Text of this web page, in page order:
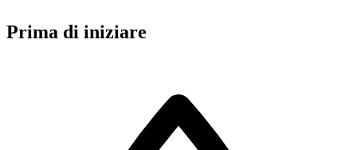
Prima di iniziare